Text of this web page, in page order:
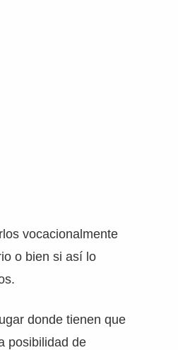
vocacionalmente
o bien si así lo
donde tienen que
posibilidad de